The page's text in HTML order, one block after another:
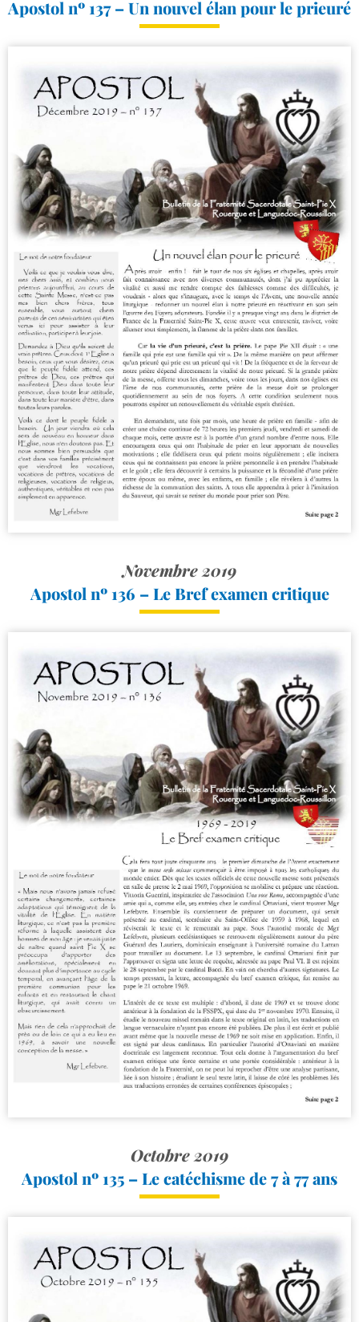
Apostol nº 137 – Un nouvel élan pour le prieuré
Novembre 2019
Apostol nº 136 – Le Bref examen critique
Octobre 2019
Apostol nº 135 – Le catéchisme de 7 à 77 ans